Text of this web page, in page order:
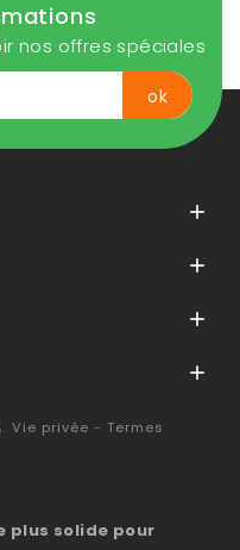
nos offres spéciales




Vie privée - Termes
plus solide pour